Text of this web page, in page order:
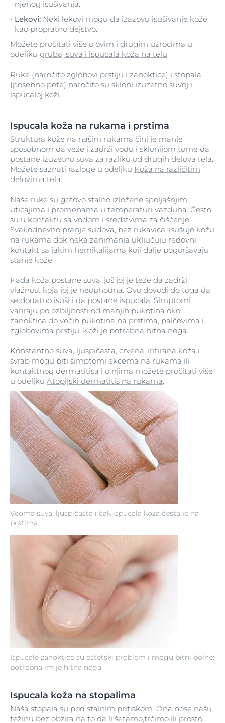
njenog isušivanja.
Lekovi: Neki lekovi mogu da izazovu isušivanje kože
kao propratno dejstvo.
Možete pročitati više o ovim i drugim uzrocima u
odeljku gruba, suva i ispucala koža na telu.
Ruke (naročito zglobovi prstiju i zanoktice) i stopala
(posebno pete) naročito su skloni izuzetno suvoj i
ispucaloj koži.
Ispucala koža na rukama i prstima
Veoma suva, ljuspičasta i čak ispucala koža česta je na
prstima
Ispucale zanoktice su estetski problem i mogu bitni bolne:
potrebna im je hitna nega
Struktura kože na našim rukama čini je manje
sposobnom da veže i zadrži vodu i sklonijom tome da
postane izuzetno suva za razliku od drugih delova tela.
Možete saznati razloge u odeljku Koža na različitim
delovima tela.
Naše ruke su gotovo stalno izložene spoljašnjim
uticajima i promenama u temperaturi vazduha. Često
su u kontaktu sa vodom i sredstvima za čišćenje.
Svakodnevno pranje sudova, bez rukavica, isušuje kožu
na rukama dok neka zanimanja uključuju redovni
kontakt sa jakim hemikalijama koji dalje pogoršavaju
stanje kože.
Kada koža postane suva, još joj je teže da zadrži
vlažnost koja joj je neophodna. Ovo dovodi do toga da
se dodatno isuši i da postane ispucala. Simptomi
variraju po ozbiljnosti od manjih pukotina oko
zanoktica do većih pukotina na prstima, palčevima i
zglobovima prstiju. Koži je potrebna hitna nega.
Konstantno suva, ljuspičasta, crvena, iritirana koža i
svrab mogu biti simptomi ekcema na rukama ili
kontaktnog dermatitisa i o njima možete pročitati više
u odeljku Atopijski dermatitis na rukama.
Ispucala koža na stopalima
Naša stopala su pod stalnim pritiskom. Ona nose našu
težinu bez obzira na to da li šetamo,trčimo ili prosto